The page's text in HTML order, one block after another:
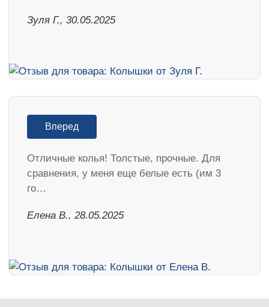
Зуля Г., 30.05.2025
Вперед
Отличные колья! Толстые, прочные. Для
сравнения, у меня еще белые есть (им 3
го…
Елена В., 28.05.2025